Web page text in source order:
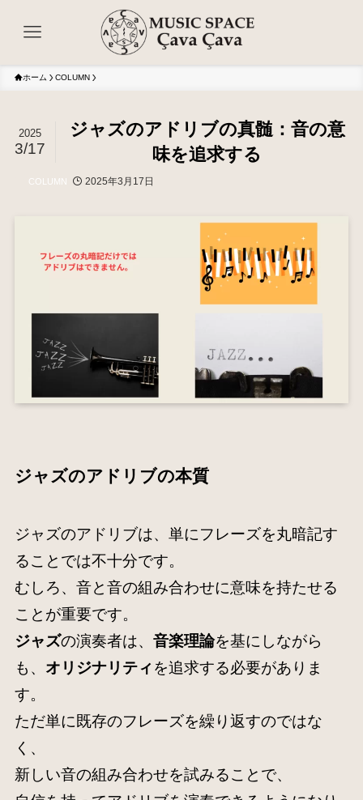
ホーム COLUMN
ジャズのアドリブの真髄：音の意
味を追求する
2025
3/17
COLUMN 2025年3月17日
ジャズのアドリブの本質
ジャズのアドリブは、単にフレーズを丸暗記す
ることでは不十分です。
むしろ、音と音の組み合わせに意味を持たせる
ことが重要です。
ジャズの演奏者は、 音楽理論を基にしながら
も、 オリジナリティ を追求する必要がありま
す。
ただ単に既存のフレーズを繰り返すのではな
く、
新しい音の組み合わせを試みることで、